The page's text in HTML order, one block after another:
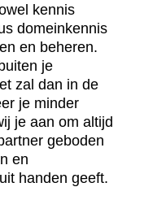
kennis
domeinkennis
en beheren.
je
zal dan in de
je minder
je aan om altijd
geboden
en
handen geeft.